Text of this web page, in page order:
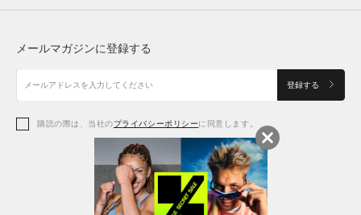
アクセサリー
アクセサリー
シューズ
アクセサリー
シューズ
メールマガジンに登録する
登録する
購読の際は、当社のプライバシーポリシーに同意します。